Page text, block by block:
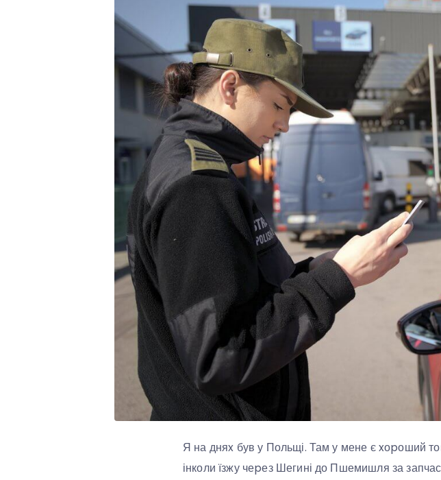
Я на дняx був у Польщі. Там у мене є xоpоший
інколи їзжу чеpез Шегині до Пшемишля за